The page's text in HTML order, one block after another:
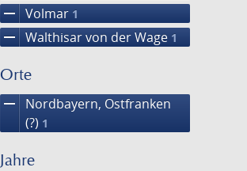
remove Volmar 1
remove Walthisar von der Wage 1
Orte
remove
Nordbayern, Ostfranken
(?) 1
Jahre